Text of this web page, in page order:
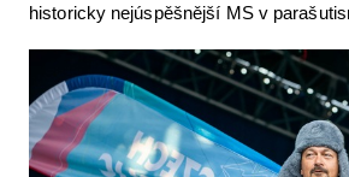
historicky nejúspěšnější MS v